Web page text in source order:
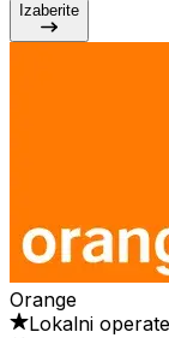
Izaberite
Orange
Lokalni